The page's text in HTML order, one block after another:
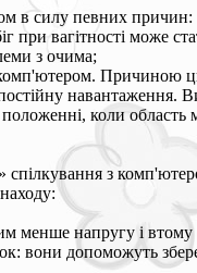
в силу певних причин:
при вагітності
з очима;
Причиною
навантаження.
коли область
з
менше напругу і
вони допоможуть